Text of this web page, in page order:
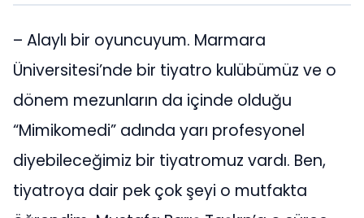
– Alaylı bir oyuncuyum. Marmara
Üniversitesi’nde bir tiyatro kulübümüz ve o
dönem mezunların da içinde olduğu
“Mimikomedi” adında yarı profesyonel
diyebileceğimiz bir tiyatromuz vardı. Ben,
tiyatroya dair pek çok şeyi o mutfakta